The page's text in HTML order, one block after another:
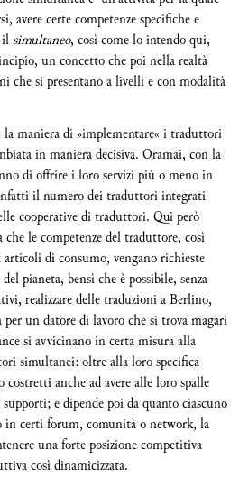
avere certe competenze specifiche e
ilsimultaneo, così come lo intendo qui,
un concetto che poi nella realtà
che si presentano a livelli e con modalità
maniera di »implementare« i traduttori
in maniera decisiva. Oramai, con la
di offrire i loro servizi più o meno in
il numero dei traduttori integrati
cooperative di traduttori. Qui però
che le competenze del traduttore, così
di consumo, vengano richieste
pianeta, bensì che è possibile, senza
realizzare delle traduzioni a Berlino,
un datore di lavoro che si trova magari
si avvicinano in certa misura alla
simultanei: oltre alla loro specifica
anche ad avere alle loro spalle
e dipende poi da quanto ciascuno
in certi forum, comunità o network, la
una forte posizione competitiva
così dinamicizzata.